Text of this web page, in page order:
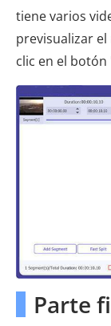
tiene varios
previsualizar
clic en el
Parte